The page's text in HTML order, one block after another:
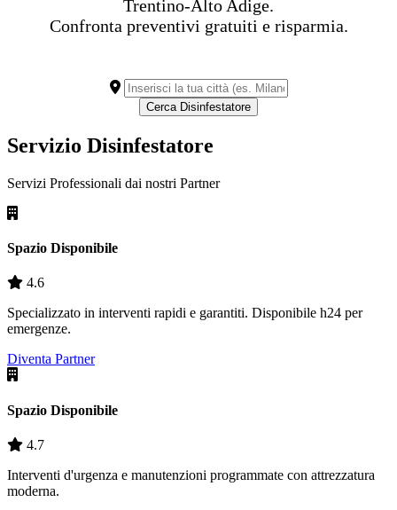
Trentino-Alto Adige.
Confronta preventivi gratuiti e risparmia.
Cerca Disinfestatore
Servizio Disinfestatore
Servizi Professionali dai nostri Partner
Spazio Disponibile
4.6
Specializzato in interventi rapidi e garantiti. Disponibile h24 per
emergenze.
Diventa Partner
Spazio Disponibile
4.7
Interventi d'urgenza e manutenzioni programmate con attrezzatura
moderna.